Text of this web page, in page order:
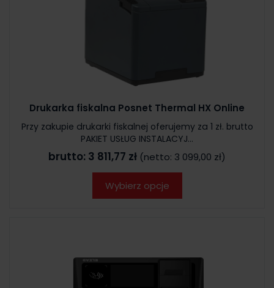
Drukarka fiskalna Posnet Thermal HX Online
Przy zakupie drukarki fiskalnej oferujemy za 1 zł. brutto
PAKIET USŁUG INSTALACYJ...
brutto: 3 811,77 zł (netto: 3 099,00 zł)
Wybierz opcje